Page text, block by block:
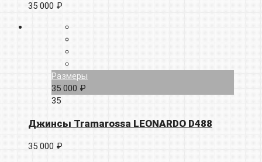
35 000 ₽
Размеры
35 000 ₽
35
Джинсы Tramarossa LEONARDO D488
35 000 ₽